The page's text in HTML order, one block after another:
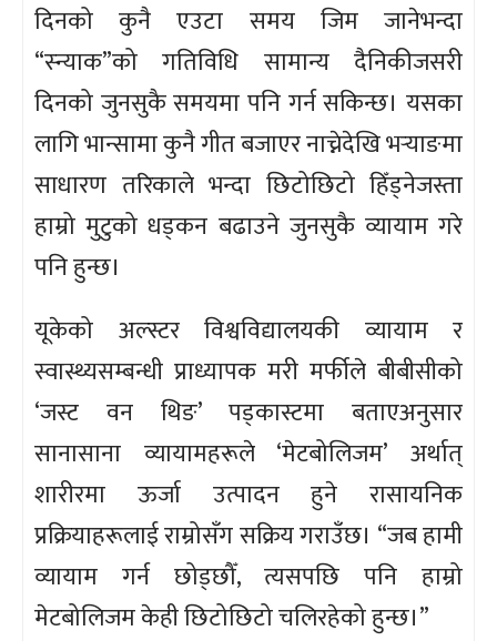
दिनको कुनै एउटा समय जिम जानेभन्दा
“स्न्याक”को गतिविधि सामान्य दैनिकीजसरी
दिनको जुनसुकै समयमा पनि गर्न सकिन्छ। यसका
लागि भान्सामा कुनै गीत बजाएर नाच्नेदेखि भर्‍याङमा
साधारण तरिकाले भन्दा छिटोछिटो हिँड्नेजस्ता
हाम्रो मुटुको धड्कन बढाउने जुनसुकै व्यायाम गरे
पनि हुन्छ।
यूकेको अल्स्टर विश्वविद्यालयकी व्यायाम र
स्वास्थ्यसम्बन्धी प्राध्यापक मरी मर्फीले बीबीसीको
‘जस्ट वन थिङ’ पड्कास्टमा बताएअनुसार
सानासाना व्यायामहरूले ‘मेटबोलिजम’ अर्थात्
शारीरमा ऊर्जा उत्पादन हुने रासायनिक
प्रक्रियाहरूलाई राम्रोसँग सक्रिय गराउँछ। “जब हामी
व्यायाम गर्न छोड्छौँ, त्यसपछि पनि हाम्रो
मेटबोलिजम केही छिटोछिटो चलिरहेको हुन्छ।”